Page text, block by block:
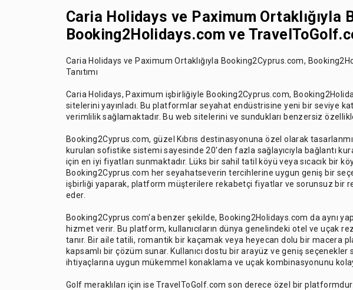
Caria Holidays ve Paximum Ortaklığıyla
Booking2Holidays.com ve
Caria Holidays ve Paximum Ortaklığıyla Booking2Cyprus.com,
Tanıtımı
Caria Holidays, Paximum işbirliğiyle Booking2Cyprus.com,
sitelerini yayınladı. Bu platformlar seyahat endüstrisine yeni bir seviye
verimlilik sağlamaktadır. Bu web sitelerini ve sundukları benzersiz
Booking2Cyprus.com, güzel Kıbrıs destinasyonuna özel olarak
kurulan sofistike sistemi sayesinde 20'den fazla sağlayıcıyla bağlantı
için en iyi fiyatları sunmaktadır. Lüks bir sahil tatil köyü veya sıcacık bir
Booking2Cyprus.com her seyahatseverin tercihlerine uygun geniş bir
işbirliği yaparak, platform müşterilere rekabetçi fiyatlar ve sorunsuz bir
eder.
Booking2Cyprus.com'a benzer şekilde, Booking2Holidays.com da aynı
hizmet verir. Bu platform, kullanıcıların dünya genelindeki otel ve uçak
tanır. Bir aile tatili, romantik bir kaçamak veya heyecan dolu bir macera
kapsamlı bir çözüm sunar. Kullanıcı dostu bir arayüz ve geniş
ihtiyaçlarına uygun mükemmel konaklama ve uçak kombinasyonunu
Golf meraklıları için ise TravelToGolf.com son derece özel bir platformdur.